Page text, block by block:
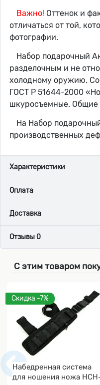
Важно! Оттенок и
отличаться от той,
фотографии.
Набор подарочный
разделочным и не
холодному оружию.
ГОСТ Р 51644-2000
шкуросъемные. Общие
На Набор
производственных
Характеристики
Оплата
Доставка
Отзывы 0
С этим товаром
Скидка -7%
Набедренная система
для ношения ножа